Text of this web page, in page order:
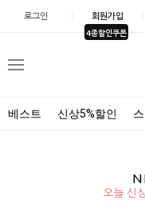
로그인 회원가입
4종할인쿠폰
메
베스트 신상5%할인
오늘 신